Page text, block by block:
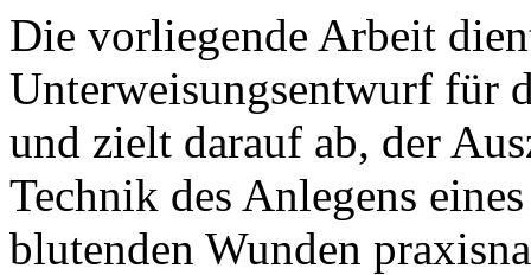
Die vorliegende Arbeit
Unterweisungsentwurf für
und zielt darauf ab, der
Technik des Anlegens
blutenden Wunden